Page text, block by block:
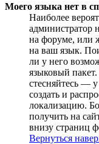
Моего языка нет в
Наиболее
администратор
на форуме, или
на ваш язык.
ли у него
языковый пакет.
стесняйтесь —
создать и
локализацию.
получить на
внизу страниц
Вернуться